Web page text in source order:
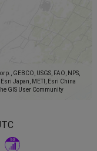
GEBCO, USGS, FAO, NPS,
Japan, METI, Esri China
GIS User Community